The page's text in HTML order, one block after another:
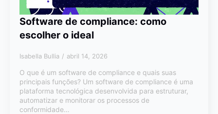
Software de compliance: como
escolher o ideal
Isabella Bullia abril 14, 2026
O que é um software de compliance e quais suas
principais funções? Um software de compliance é uma
plataforma tecnológica desenvolvida para estruturar,
automatizar e monitorar os processos de
conformidade…